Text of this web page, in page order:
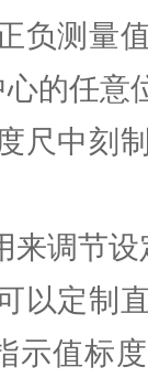
负测量
的任意
尺中刻
调节设
以定制
示值标